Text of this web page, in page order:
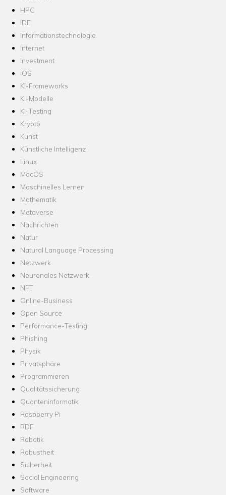
HPC
IDE
Informationstechnologie
Internet
Investment
iOS
KI-Frameworks
KI-Modelle
KI-Testing
Krypto
Kunst
Künstliche Intelligenz
Linux
MacOS
Maschinelles Lernen
Mathematik
Metaverse
Nachrichten
Natur
Natural Language Processing
Netzwerk
Neuronales Netzwerk
NFT
Online-Business
Open Source
Performance-Testing
Phishing
Physik
Privatsphäre
Programmieren
Qualitätssicherung
Quanteninformatik
Raspberry Pi
RDF
Robotik
Robustheit
Sicherheit
Social Engineering
Software